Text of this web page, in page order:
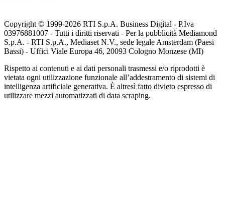
Copyright © 1999-2026 RTI S.p.A. Business Digital - P.Iva
03976881007 - Tutti i diritti riservati - Per la pubblicità Mediamond
S.p.A. - RTI S.p.A., Mediaset N.V., sede legale Amsterdam (Paesi
Bassi) - Uffici Viale Europa 46, 20093 Cologno Monzese (MI)
Rispetto ai contenuti e ai dati personali trasmessi e/o riprodotti è
vietata ogni utilizzazione funzionale all’addestramento di sistemi di
intelligenza artificiale generativa. È altresì fatto divieto espresso di
utilizzare mezzi automatizzati di data scraping.